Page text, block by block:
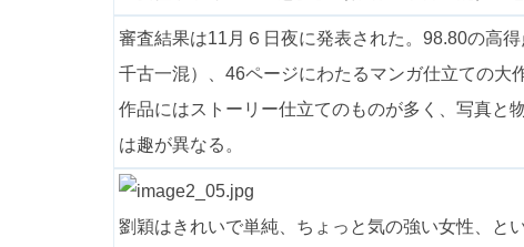
審査結果は11月６日夜に発表された。98.80の高
千古一混）、46ページにわたるマンガ仕立ての大
作品にはストーリー仕立てのものが多く、写真と
は趣が異なる。
劉穎はきれいで単純、ちょっと気の強い女性、と